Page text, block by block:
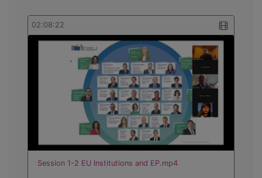
02:08:22
Session 1-2 EU Institutions and EP.mp4